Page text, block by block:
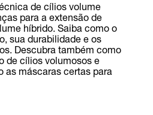
de cílios volume
para a extensão de
híbrido. Saiba como o
sua durabilidade e os
Descubra também como
de cílios volumosos e
as máscaras certas para